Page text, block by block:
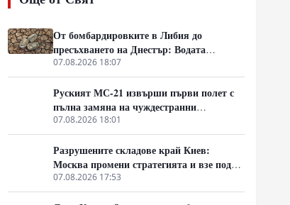
От бомбардировките в Либия до
пресъхването на Днестър: Водата
измества петрола като геополитическо
оръжие
07.08.2026 18:07